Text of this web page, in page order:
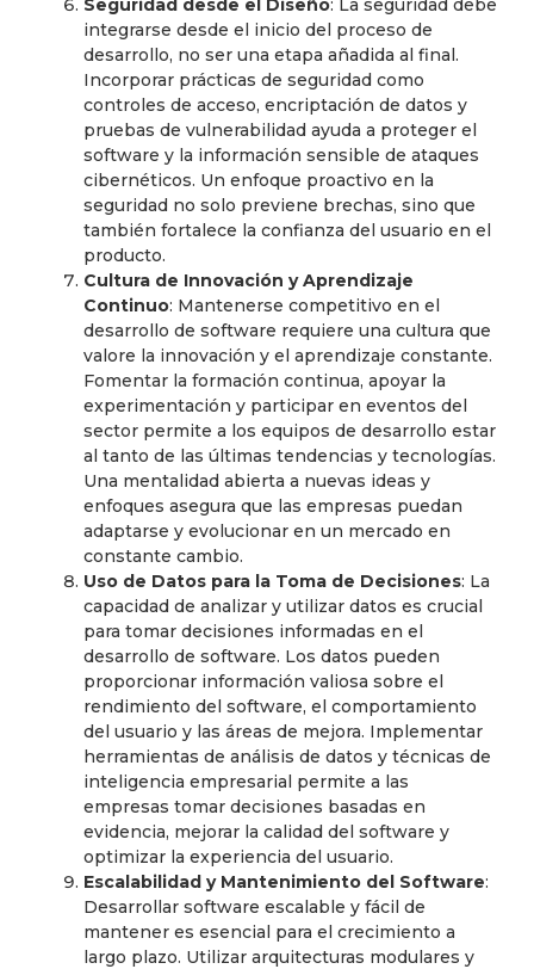
Seguridad desde el Diseño: La seguridad debe
integrarse desde el inicio del proceso de
desarrollo, no ser una etapa añadida al final.
Incorporar prácticas de seguridad como
controles de acceso, encriptación de datos y
pruebas de vulnerabilidad ayuda a proteger el
software y la información sensible de ataques
cibernéticos. Un enfoque proactivo en la
seguridad no solo previene brechas, sino que
también fortalece la confianza del usuario en el
producto.
Cultura de Innovación y Aprendizaje
Continuo: Mantenerse competitivo en el
desarrollo de software requiere una cultura que
valore la innovación y el aprendizaje constante.
Fomentar la formación continua, apoyar la
experimentación y participar en eventos del
sector permite a los equipos de desarrollo estar
al tanto de las últimas tendencias y tecnologías.
Una mentalidad abierta a nuevas ideas y
enfoques asegura que las empresas puedan
adaptarse y evolucionar en un mercado en
constante cambio.
Uso de Datos para la Toma de Decisiones: La
capacidad de analizar y utilizar datos es crucial
para tomar decisiones informadas en el
desarrollo de software. Los datos pueden
proporcionar información valiosa sobre el
rendimiento del software, el comportamiento
del usuario y las áreas de mejora. Implementar
herramientas de análisis de datos y técnicas de
inteligencia empresarial permite a las
empresas tomar decisiones basadas en
evidencia, mejorar la calidad del software y
optimizar la experiencia del usuario.
Escalabilidad y Mantenimiento del Software:
Desarrollar software escalable y fácil de
mantener es esencial para el crecimiento a
largo plazo. Utilizar arquitecturas modulares y